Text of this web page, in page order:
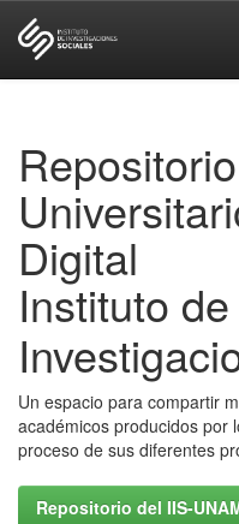
Repositorio
Digital
Instituto de
Un espacio para compartir
académicos producidos por
proceso de sus diferentes
Repositorio del IIS-